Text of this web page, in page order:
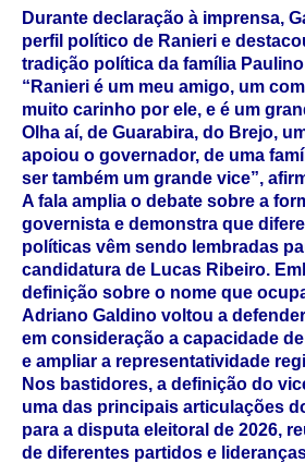
Durante declaração à imprensa,
perfil político de Ranieri e
tradição política da família
“Ranieri é um meu amigo, um
muito carinho por ele, e é um
Olha aí, de Guarabira, do Brejo,
apoiou o governador, de uma
ser também um grande vice”,
A fala amplia o debate sobre a
governista e demonstra que
políticas vêm sendo lembradas
candidatura de Lucas Ribeiro.
definição sobre o nome que
Adriano Galdino voltou a
em consideração a capacidade
e ampliar a representatividade
Nos bastidores, a definição do
uma das principais articulações
para a disputa eleitoral de 2026,
de diferentes partidos e